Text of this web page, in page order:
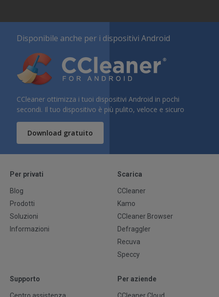
Disponibile anche per i dispositivi Android
CCleaner ottimizza i tuoi dispositivi Android in pochi
secondi. Il tuo dispositivo è più pulito, veloce e sicuro
Download gratuito
Per privati
Blog
Prodotti
Soluzioni
Informazioni
Scarica
CCleaner
Kamo
CCleaner Browser
Defraggler
Recuva
Speccy
Supporto Per aziende